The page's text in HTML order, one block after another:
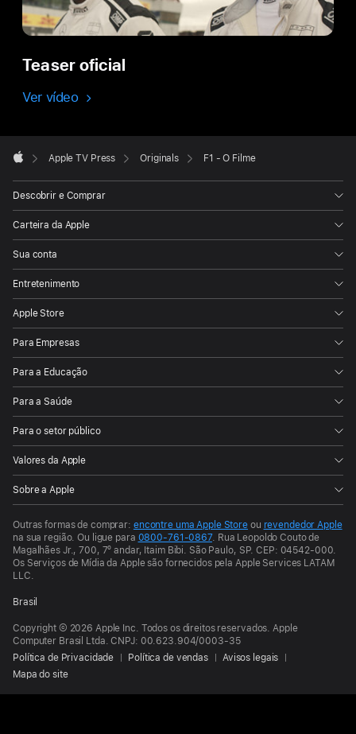
Teaser oficial
Ver vídeo
Footer

Apple TV Press Originals F1 - O Filme
Descobrir e Comprar
Carteira da Apple
Sua conta
Entretenimento
Apple Store
Para Empresas
Para a Educação
Para a Saúde
Para o setor público
Valores da Apple
Sobre a Apple
Outras formas de comprar: encontre uma Apple Store ou revendedor Apple
na sua região.Ou ligue para 0800-761-0867. Rua Leopoldo Couto de
Magalhães Jr., 700, 7º andar, Itaim Bibi. São Paulo, SP. CEP: 04542-000.
Os Serviços de Mídia da Apple são fornecidos pela Apple Services LATAM
LLC.
Brasil
Copyright © 2026 Apple Inc. Todos os direitos reservados. Apple
Computer Brasil Ltda. CNPJ: 00.623.904/0003-35
Política de Privacidade
Política de vendas
Avisos legais
Mapa do site